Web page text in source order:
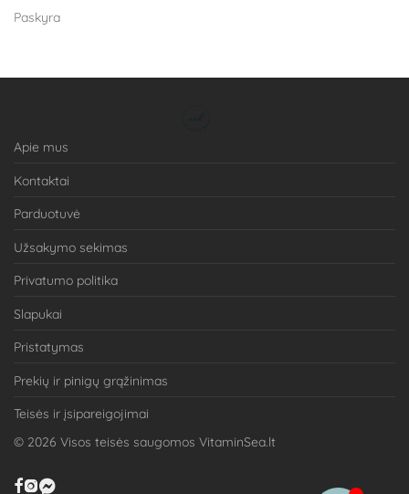
Paskyra
Apie mus
Kontaktai
Parduotuvė
Užsakymo sekimas
Privatumo politika
Slapukai
Pristatymas
Prekių ir pinigų grąžinimas
Teisės ir įsipareigojimai
© 2026 Visos teisės saugomos VitaminSea.lt